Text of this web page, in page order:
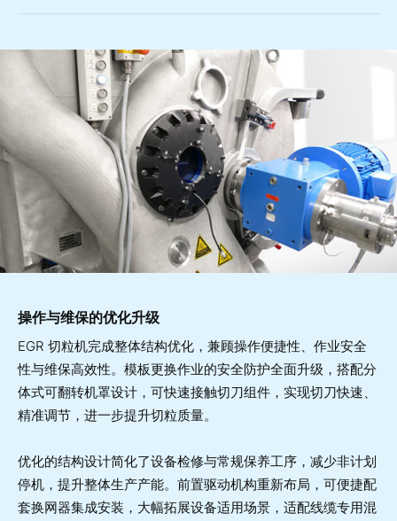
操作与维保的优化升级
EGR 切粒机完成整体结构优化，兼顾操作便捷性、作业安全
性与维保高效性。模板更换作业的安全防护全面升级，搭配分
体式可翻转机罩设计，可快速接触切刀组件，实现切刀快速、
精准调节，进一步提升切粒质量。
优化的结构设计简化了设备检修与常规保养工序，减少非计划
停机，提升整体生产产能。前置驱动机构重新布局，可便捷配
套换网器集成安装，大幅拓展设备适用场景，适配线缆专用混